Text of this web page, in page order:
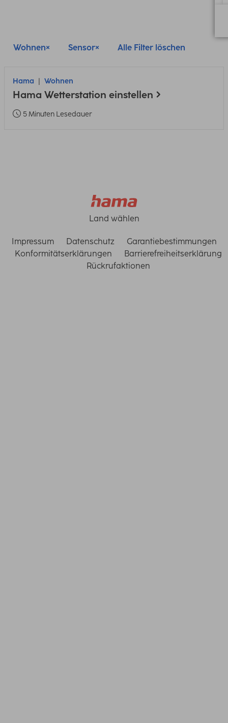
Wohnen Sensor Alle Filter löschen
Hama Wohnen
Hama Wetterstation einstellen
5 Minuten Lesedauer
Land wählen
Impressum Datenschutz
Garantiebestimmungen
Konformitätserklärungen
Barrierefreiheitserklärung
Rückrufaktionen